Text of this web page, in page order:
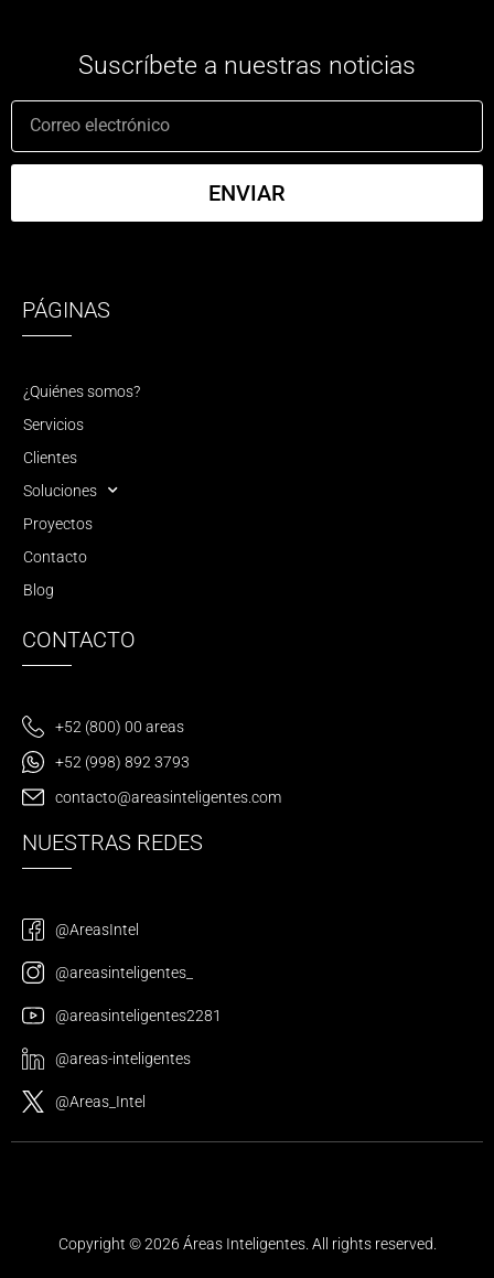
Suscríbete a nuestras noticias
ENVIAR
PÁGINAS
¿Quiénes somos?
Servicios
Clientes
Soluciones
Proyectos
Contacto
Blog
CONTACTO
+52 (800) 00 areas
+52 (998) 892 3793
contacto@areasinteligentes.com
NUESTRAS REDES
@AreasIntel
@areasinteligentes_
@areasinteligentes2281
@areas-inteligentes
@Areas_Intel
Copyright © 2026 Áreas Inteligentes. All rights reserved.